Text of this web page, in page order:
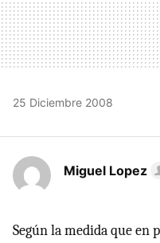
25 Diciembre 2008
Miguel Lopez
Según la medida que en